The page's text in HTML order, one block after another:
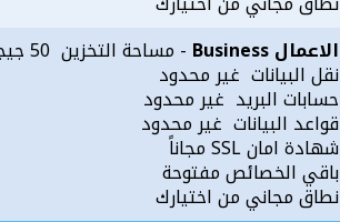
الاعمال Business
- مساحة التخزين 50 جيجا
نقل البيانات غير محدود
حسابات البريد غير محدود
قواعد البيانات غير محدود
شهادة امان SSL مجاناً
باقي الخصائص مفتوحة
نطاق مجاني من اختيارك